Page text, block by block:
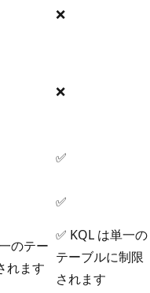
❌
❌
✅
✅
のテー
れます
✅ KQL は単一の
テーブルに制限
されます